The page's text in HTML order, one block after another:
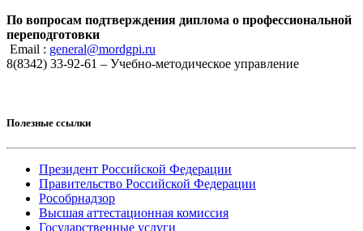
По вопросам подтверждения диплома о профессиональной
переподготовки
Email : general@mordgpi.ru
8(8342) 33-92-61 – Учебно-методическое управление
Полезные ссылки
Президент Российской Федерации
Правительство Российской Федерации
Рособрнадзор
Высшая аттестационная комиссия
Государственные услуги